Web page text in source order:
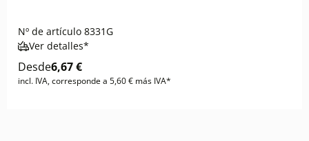
Nº de artículo 8331G
Ver detalles*
Desde6,67 €
incl. IVA, corresponde a 5,60 € más IVA*